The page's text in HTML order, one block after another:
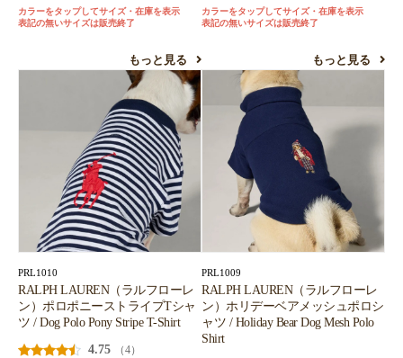
カラーをタップしてサイズ・在庫を表示
表記の無いサイズは販売終了
もっと見る
カラーをタップしてサイズ・在庫を表示
表記の無いサイズは販売終了
もっと見る
PRL1010
RALPH LAUREN（ラルフローレ
ン）ポロポニーストライプTシャ
ツ / Dog Polo Pony Stripe T-Shirt
4.75
（4）
PRL1009
RALPH LAUREN（ラルフローレ
ン）ホリデーベアメッシュポロシ
ャツ / Holiday Bear Dog Mesh Polo
Shirt